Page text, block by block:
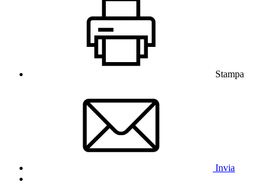
Stampa
Invia